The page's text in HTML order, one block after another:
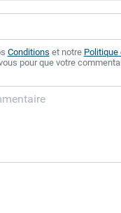
Conditions et notre Politique
pour que votre